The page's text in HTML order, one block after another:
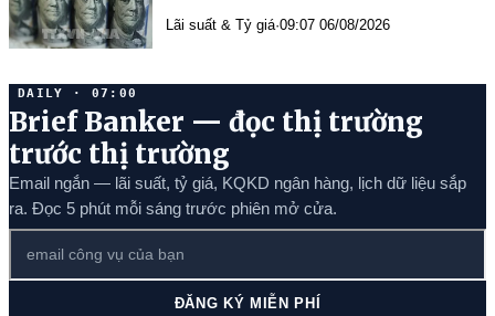
Lãi suất & Tỷ giá·09:07 06/08/2026
DAILY · 07:00
Brief Banker — đọc thị trường
trước thị trường
Email ngắn — lãi suất, tỷ giá, KQKD ngân hàng, lịch dữ liệu sắp
ra. Đọc 5 phút mỗi sáng trước phiên mở cửa.
ĐĂNG KÝ MIỄN PHÍ